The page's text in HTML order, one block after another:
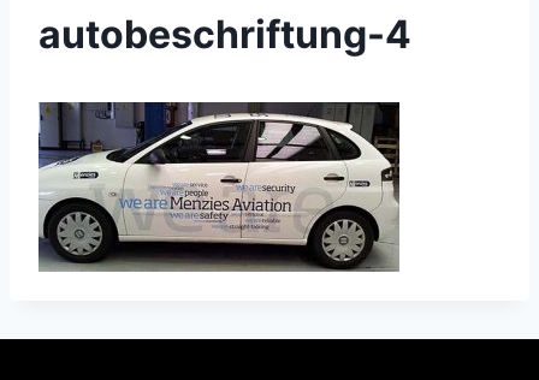
autobeschriftung-4